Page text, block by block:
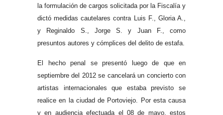
la formulación de cargos solicitada por la Fiscalía y
dictó medidas cautelares contra Luis F., Gloria A.,
y Reginaldo S., Jorge S. y Juan F., como
presuntos autores y cómplices del delito de estafa.
El hecho penal se presentó luego de que en
septiembre del 2012 se cancelará un concierto con
artistas internacionales que estaba previsto se
realice en la ciudad de Portoviejo. Por esta causa
y en audiencia efectuada el 08 de mayo, estos